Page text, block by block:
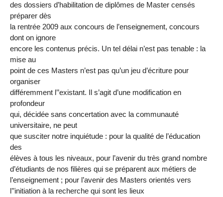
des dossiers d’habilitation de diplômes de Master censés
préparer dès
la rentrée 2009 aux concours de l’enseignement, concours
dont on ignore
encore les contenus précis. Un tel délai n’est pas tenable : la
mise au
point de ces Masters n’est pas qu’un jeu d’écriture pour
organiser
différemment l’’existant. Il s’agit d’une modification en
profondeur
qui, décidée sans concertation avec la communauté
universitaire, ne peut
que susciter notre inquiétude : pour la qualité de l’éducation
des
élèves à tous les niveaux, pour l’avenir du très grand nombre
d’étudiants de nos filières qui se préparent aux métiers de
l’enseignement ; pour l’avenir des Masters orientés vers
l’’initiation à la recherche qui sont les lieux